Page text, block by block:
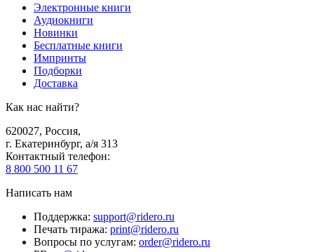
Электронные книги
Аудиокниги
Новинки
Бесплатные книги
Импринты
Подборки
Доставка
Как нас найти?
620027, Россия,
г. Екатеринбург, а/я 313
Контактный телефон:
8 800 500 11 67
Написать нам
Поддержка: support@ridero.ru
Печать тиража: print@ridero.ru
Вопросы по услугам: order@ridero.ru